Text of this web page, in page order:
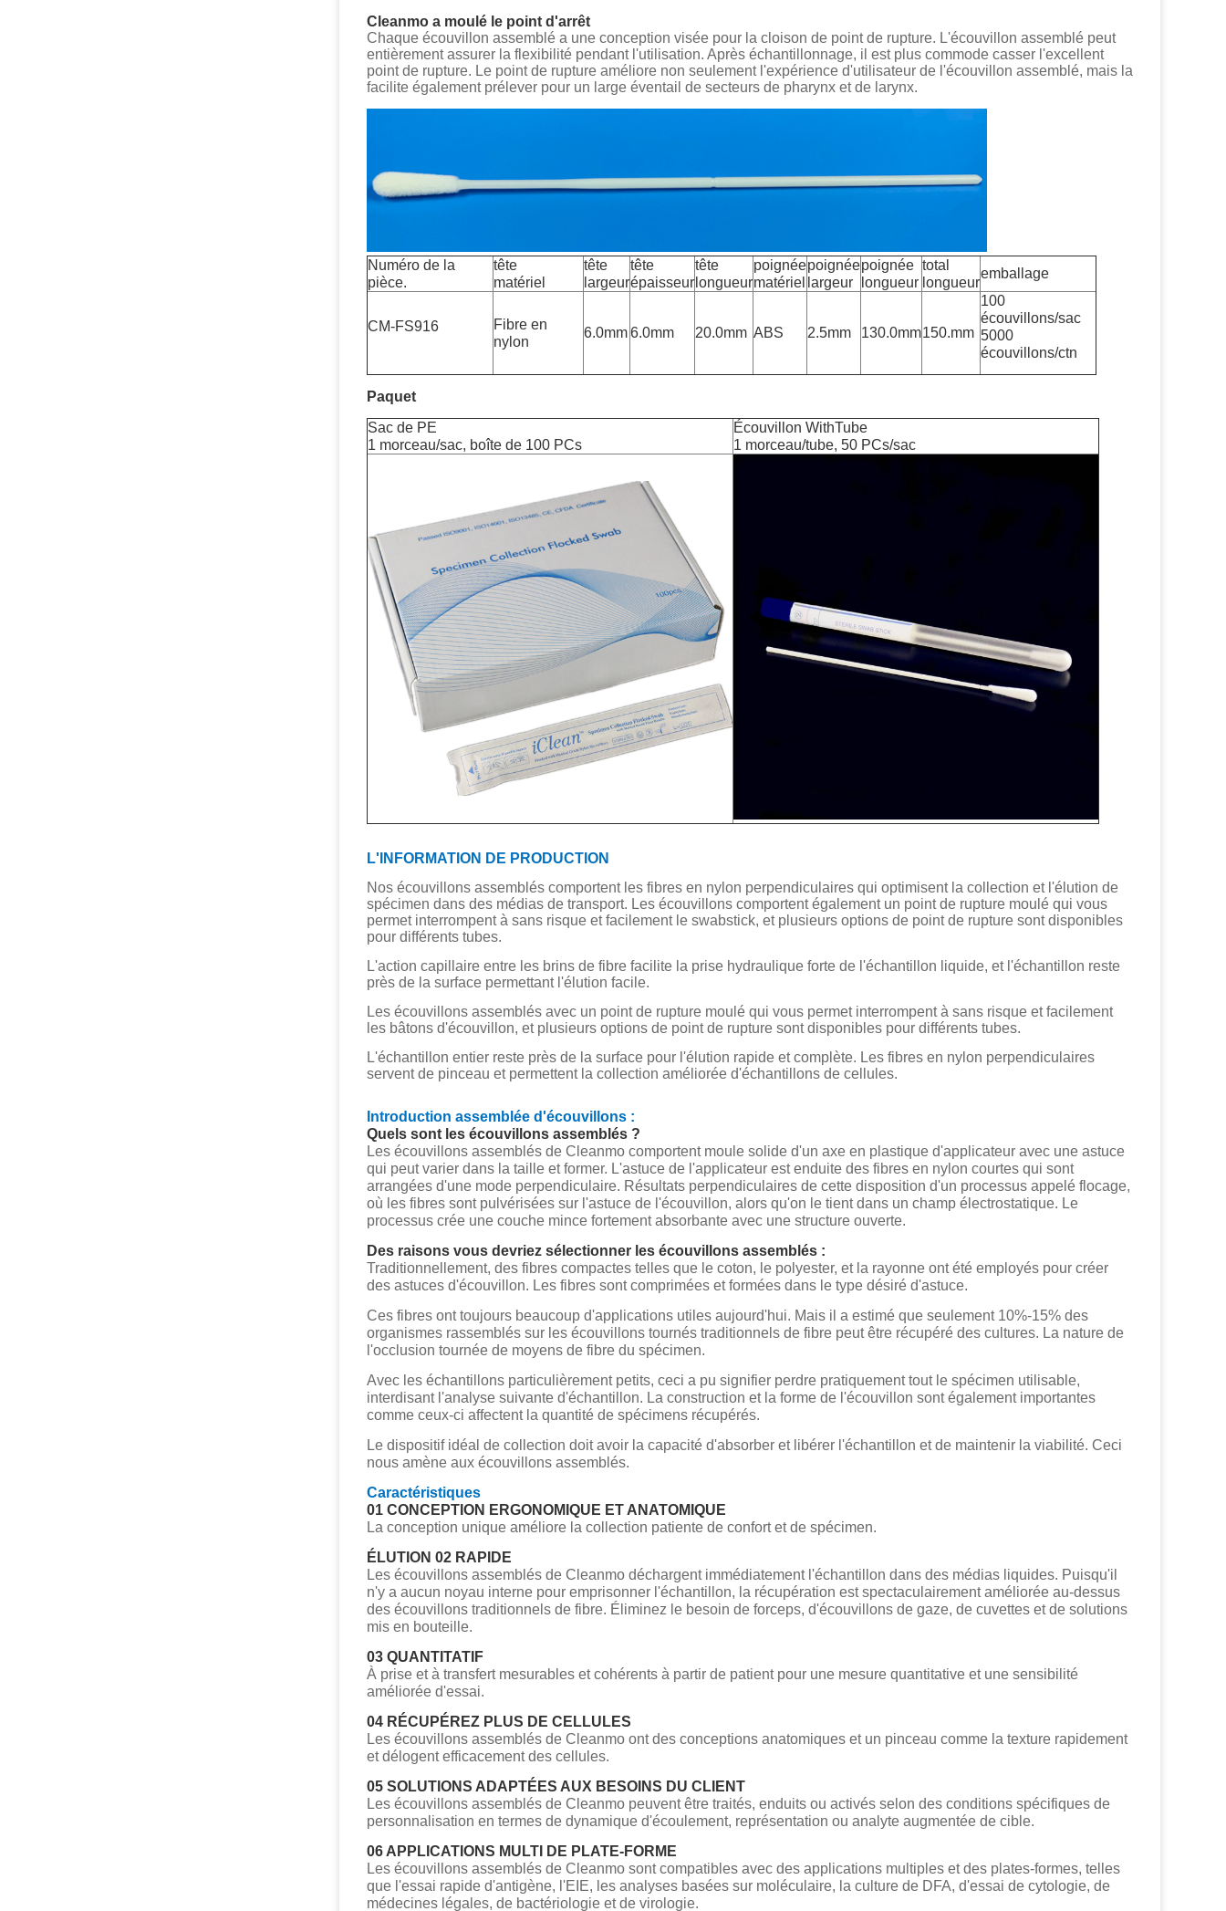
Cleanmo a moulé le point d'arrêt
Chaque écouvillon assemblé a une conception visée pour la cloison de point de rupture. L'écouvillon assemblé peut
entièrement assurer la flexibilité pendant l'utilisation. Après échantillonnage, il est plus commode casser l'excellent
point de rupture. Le point de rupture améliore non seulement l'expérience d'utilisateur de l'écouvillon assemblé, mais la
facilite également prélever pour un large éventail de secteurs de pharynx et de larynx.
Numéro de la
pièce.
tête
matériel
tête
largeur
tête
épaisseur
tête
longueur
poignée
matériel
poignée
largeur
poignée
longueur
total
longueur
emballage
CM-FS916
Fibre en
nylon
6.0mm6.0mm 20.0mm ABS 2.5mm 130.0mm150.mm
100
écouvillons/sac
5000
écouvillons/ctn
Paquet
Sac de PE
1 morceau/sac, boîte de 100 PCs
Écouvillon WithTube
1 morceau/tube, 50 PCs/sac
L'INFORMATION DE PRODUCTION
Nos écouvillons assemblés comportent les fibres en nylon perpendiculaires qui optimisent la collection et l'élution de
spécimen dans des médias de transport. Les écouvillons comportent également un point de rupture moulé qui vous
permet interrompent à sans risque et facilement le swabstick, et plusieurs options de point de rupture sont disponibles
pour différents tubes.
L'action capillaire entre les brins de fibre facilite la prise hydraulique forte de l'échantillon liquide, et l'échantillon reste
près de la surface permettant l'élution facile.
Les écouvillons assemblés avec un point de rupture moulé qui vous permet interrompent à sans risque et facilement
les bâtons d'écouvillon, et plusieurs options de point de rupture sont disponibles pour différents tubes.
L'échantillon entier reste près de la surface pour l'élution rapide et complète. Les fibres en nylon perpendiculaires
servent de pinceau et permettent la collection améliorée d'échantillons de cellules.
Introduction assemblée d'écouvillons :
Quels sont les écouvillons assemblés ?
Les écouvillons assemblés de Cleanmo comportent moule solide d'un axe en plastique d'applicateur avec une astuce
qui peut varier dans la taille et former. L'astuce de l'applicateur est enduite des fibres en nylon courtes qui sont
arrangées d'une mode perpendiculaire. Résultats perpendiculaires de cette disposition d'un processus appelé flocage,
où les fibres sont pulvérisées sur l'astuce de l'écouvillon, alors qu'on le tient dans un champ électrostatique. Le
processus crée une couche mince fortement absorbante avec une structure ouverte.
Des raisons vous devriez sélectionner les écouvillons assemblés :
Traditionnellement, des fibres compactes telles que le coton, le polyester, et la rayonne ont été employés pour créer
des astuces d'écouvillon. Les fibres sont comprimées et formées dans le type désiré d'astuce.
Ces fibres ont toujours beaucoup d'applications utiles aujourd'hui. Mais il a estimé que seulement 10%-15% des
organismes rassemblés sur les écouvillons tournés traditionnels de fibre peut être récupéré des cultures. La nature de
l'occlusion tournée de moyens de fibre du spécimen.
Avec les échantillons particulièrement petits, ceci a pu signifier perdre pratiquement tout le spécimen utilisable,
interdisant l'analyse suivante d'échantillon. La construction et la forme de l'écouvillon sont également importantes
comme ceux-ci affectent la quantité de spécimens récupérés.
Le dispositif idéal de collection doit avoir la capacité d'absorber et libérer l'échantillon et de maintenir la viabilité. Ceci
nous amène aux écouvillons assemblés.
Caractéristiques
01 CONCEPTION ERGONOMIQUE ET ANATOMIQUE
La conception unique améliore la collection patiente de confort et de spécimen.
ÉLUTION 02 RAPIDE
Les écouvillons assemblés de Cleanmo déchargent immédiatement l'échantillon dans des médias liquides. Puisqu'il
n'y a aucun noyau interne pour emprisonner l'échantillon, la récupération est spectaculairement améliorée au-dessus
des écouvillons traditionnels de fibre. Éliminez le besoin de forceps, d'écouvillons de gaze, de cuvettes et de solutions
mis en bouteille.
03 QUANTITATIF
À prise et à transfert mesurables et cohérents à partir de patient pour une mesure quantitative et une sensibilité
améliorée d'essai.
04 RÉCUPÉREZ PLUS DE CELLULES
Les écouvillons assemblés de Cleanmo ont des conceptions anatomiques et un pinceau comme la texture rapidement
et délogent efficacement des cellules.
05 SOLUTIONS ADAPTÉES AUX BESOINS DU CLIENT
Les écouvillons assemblés de Cleanmo peuvent être traités, enduits ou activés selon des conditions spécifiques de
personnalisation en termes de dynamique d'écoulement, représentation ou analyte augmentée de cible.
06 APPLICATIONS MULTI DE PLATE-FORME
Les écouvillons assemblés de Cleanmo sont compatibles avec des applications multiples et des plates-formes, telles
que l'essai rapide d'antigène, l'EIE, les analyses basées sur moléculaire, la culture de DFA, d'essai de cytologie, de
médecines légales, de bactériologie et de virologie.